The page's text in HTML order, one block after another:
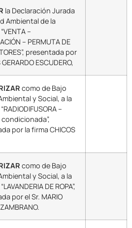
la Declaración Jurada
Ambiental de la
–
– PERMUTA DE
presentada por
ESCUDERO,
como de Bajo
y Social, a la
–
por la firma CHICOS
como de Bajo
y Social, a la
DE ROPA”,
por el Sr. MARIO